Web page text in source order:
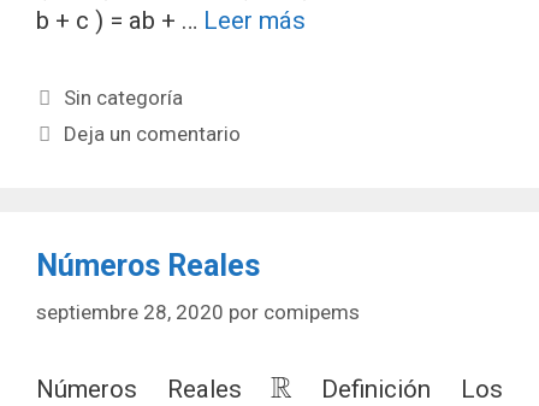
b + c ) = ab + … Leer más
Categorías
Sin categoría
Deja un comentario
Números Reales
septiembre 28, 2020 por comipems
Números Reales
R
Definición Los